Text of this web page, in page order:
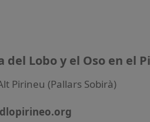
del Lobo y el Oso en el
Pirineu (Pallars Sobirà)